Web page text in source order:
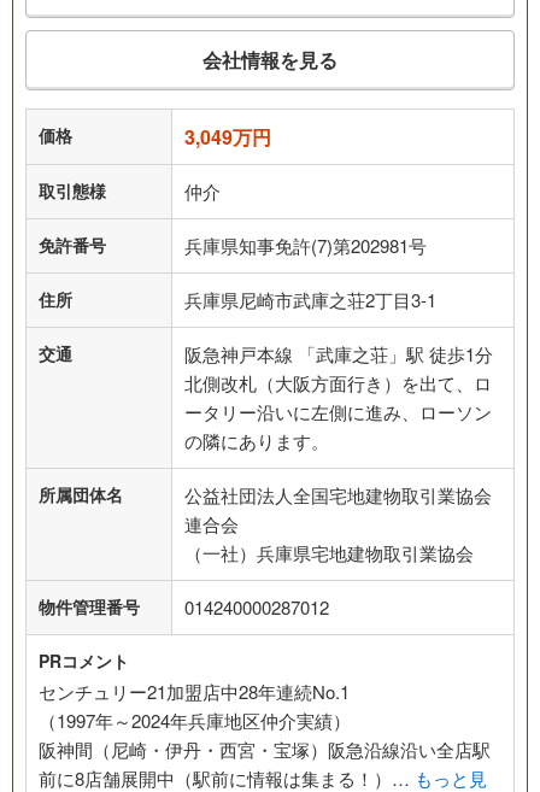
会社情報を見る
価格 3,049万円
取引態様 仲介
免許番号 兵庫県知事免許(7)第202981号
住所 兵庫県尼崎市武庫之荘2丁目3-1
交通
阪急神戸本線 「武庫之荘」駅 徒歩1分
北側改札（大阪方面行き）を出て、ロ
ータリー沿いに左側に進み、ローソン
の隣にあります。
所属団体名
公益社団法人全国宅地建物取引業協会
連合会
（一社）兵庫県宅地建物取引業協会
物件管理番号 014240000287012
PRコメント
センチュリー21加盟店中28年連続No.1
（1997年～2024年兵庫地区仲介実績）
阪神間（尼崎・伊丹・西宮・宝塚）阪急沿線沿い全店駅
前に8店舗展開中（駅前に情報は集まる！）… もっと見